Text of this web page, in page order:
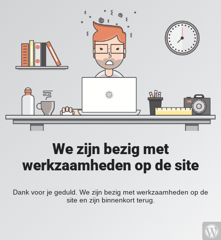
We zijn bezig met
werkzaamheden op de site
Dank voor je geduld. We zijn bezig met werkzaamheden op de
site en zijn binnenkort terug.